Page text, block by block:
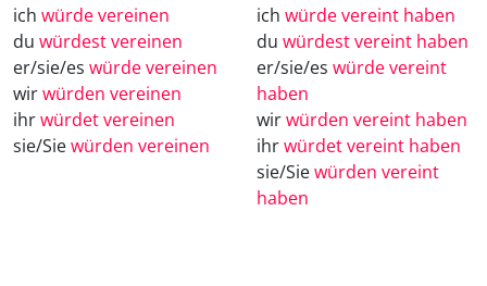
ich würde vereinen
du würdest vereinen
er/sie/es würde vereinen
wirwürden vereinen
ihrwürdet vereinen
sie/Siewürden vereinen
ich würde vereint haben
du würdest vereint haben
er/sie/es würde vereint
haben
wirwürden vereint haben
ihrwürdet vereint haben
sie/Siewürden vereint
haben